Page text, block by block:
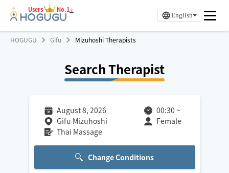
Users No.1※
English
HOGUGU Gifu Mizuhoshi Therapists
Search Therapist
August 8, 2026 00:30 ~
Gifu Mizuhoshi
Female
Thai Massage
Change Conditions